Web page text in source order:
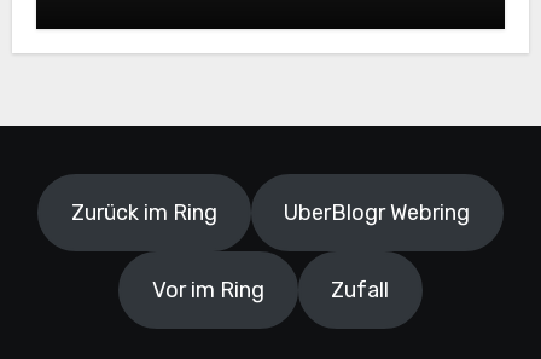
Zurück im Ring UberBlogr Webring
Vor im Ring Zufall